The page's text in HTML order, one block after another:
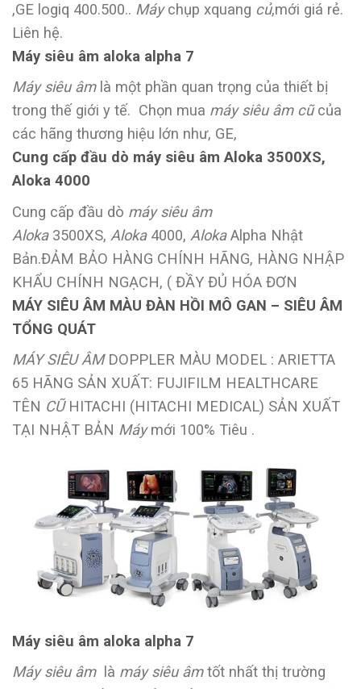
,GE logiq 400.500.. Máychụp xquang củ,mới giá rẻ.
Liên hệ.
Máy siêu âm aloka alpha 7
Máy siêu âmlà một phần quan trọng của thiết bị
trong thế giới y tế. Chọn mua máy siêu âm cũcủa
các hãng thương hiệu lớn như, GE,
Cung cấp đầu dò máy siêu âm Aloka 3500XS,
Aloka 4000
Cung cấp đầu dò máy siêu âm
Aloka3500XS, Aloka4000, AlokaAlpha Nhật
Bản.ĐẢM BẢO HÀNG CHÍNH HÃNG, HÀNG NHẬP
KHẨU CHÍNH NGẠCH, ( ĐẦY ĐỦ HÓA ĐƠN
MÁY SIÊU ÂM MÀU ĐÀN HỒI MÔ GAN – SIÊU ÂM
TỔNG QUÁT
MÁY SIÊU ÂMDOPPLER MÀU MODEL : ARIETTA
65 HÃNG SẢN XUẤT: FUJIFILM HEALTHCARE
TÊN CŨHITACHI (HITACHI MEDICAL) SẢN XUẤT
TẠI NHẬT BẢN Máymới 100% Tiêu .
Máy siêu âm aloka alpha 7
Máy siêu âm là máy siêu âmtốt nhất thị trường